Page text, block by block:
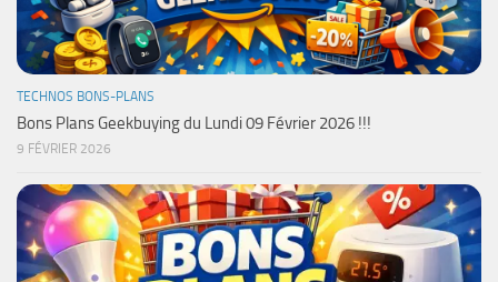
TECHNOS BONS-PLANS
Bons Plans Geekbuying du Lundi 09 Février 2026 !!!
9 FÉVRIER 2026